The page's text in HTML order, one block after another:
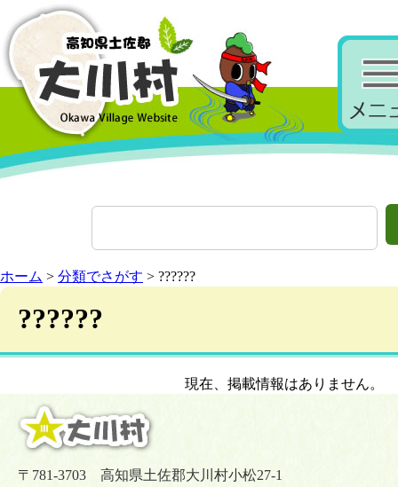
ホーム > 分類でさがす > ??????
??????
現在、掲載情報はありません。
〒781-3703 高知県土佐郡大川村小松27-1